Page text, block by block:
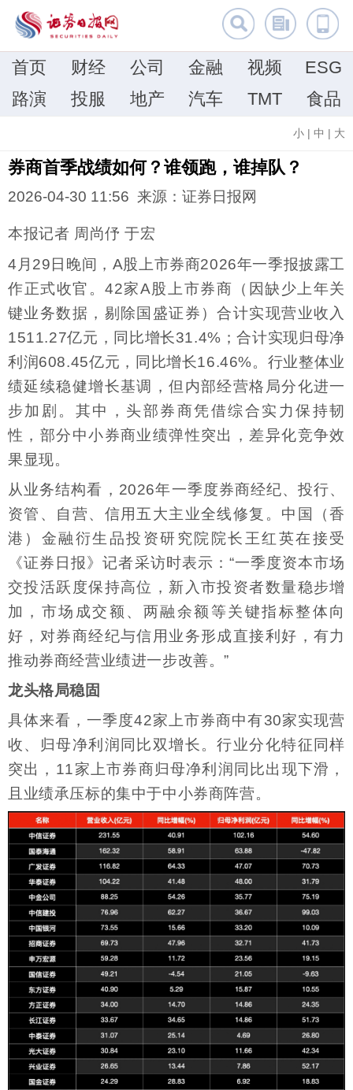
首页 财经 公司 金融 视频
ESG
路演
投服 地产 汽车 TMT 食品
小 | 中 | 大
券商首季战绩如何？谁领跑，谁掉队？
2026-04-30 11:56 来源：证券日报网
本报记者 周尚伃 于宏
4月29日晚间，A股上市券商2026年一季报披露工
作正式收官。42家A股上市券商（因缺少上年关
键业务数据，剔除国盛证券）合计实现营业收入
1511.27亿元，同比增长31.4%；合计实现归母净
利润608.45亿元，同比增长16.46%。行业整体业
绩延续稳健增长基调，但内部经营格局分化进一
步加剧。其中，头部券商凭借综合实力保持韧
性，部分中小券商业绩弹性突出，差异化竞争效
果显现。
从业务结构看，2026年一季度券商经纪、投行、
资管、自营、信用五大主业全线修复。中国（香
港）金融衍生品投资研究院院长王红英在接受
《证券日报》记者采访时表示：“一季度资本市场
交投活跃度保持高位，新入市投资者数量稳步增
加，市场成交额、两融余额等关键指标整体向
好，对券商经纪与信用业务形成直接利好，有力
推动券商经营业绩进一步改善。”
龙头格局稳固
具体来看，一季度42家上市券商中有30家实现营
收、归母净利润同比双增长。行业分化特征同样
突出，11家上市券商归母净利润同比出现下滑，
且业绩承压标的集中于中小券商阵营。